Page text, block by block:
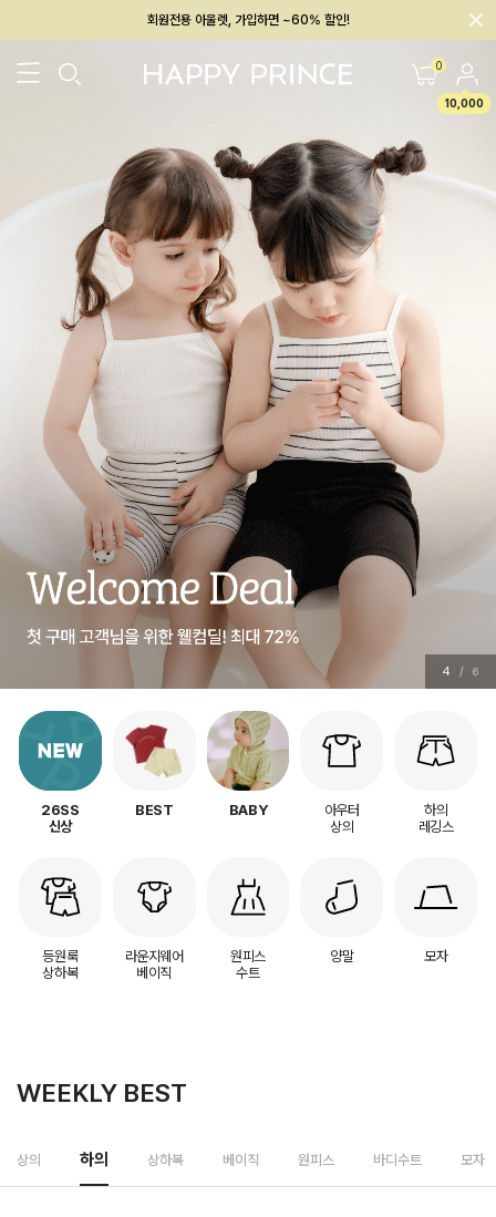
회원전용 아울렛, 가입하면 ~60% 할인!
0
10,000
5 / 6
26SS
신상
BEST BABY
아우터
상의
하의
레깅스
등원룩
상하복
라운지웨어
베이직
원피스
수트
양말 모자
WEEKLY BEST
상의 하의 상하복 베이직 원피스 바디수트 모자